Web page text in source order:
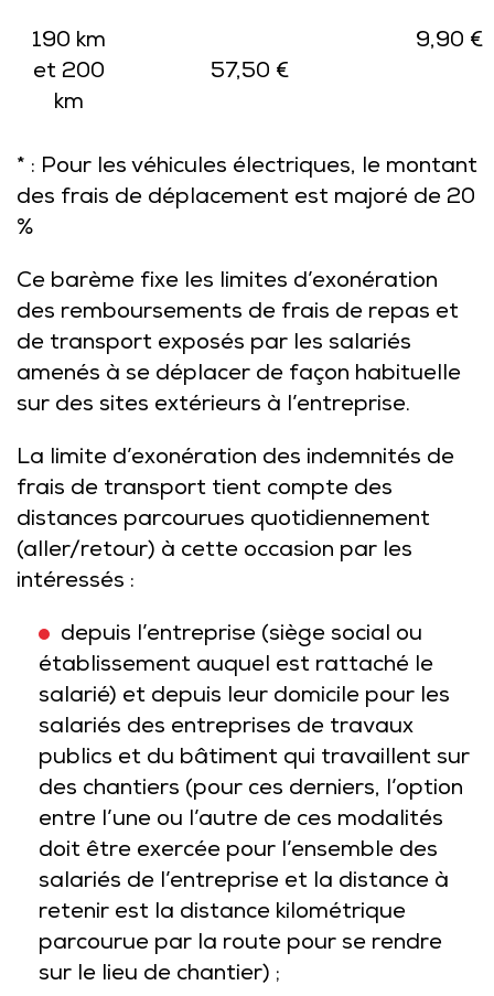
190 km
et 200
km
57,50 €
9,90 €
* : Pour les véhicules électriques, le montant
des frais de déplacement est majoré de 20
%
Ce barème fixe les limites d’exonération
des remboursements de frais de repas et
de transport exposés par les salariés
amenés à se déplacer de façon habituelle
sur des sites extérieurs à l’entreprise.
La limite d’exonération des indemnités de
frais de transport tient compte des
distances parcourues quotidiennement
(aller/retour) à cette occasion par les
intéressés :
depuis l’entreprise (siège social ou
établissement auquel est rattaché le
salarié) et depuis leur domicile pour les
salariés des entreprises de travaux
publics et du bâtiment qui travaillent sur
des chantiers (pour ces derniers, l’option
entre l’une ou l’autre de ces modalités
doit être exercée pour l’ensemble des
salariés de l’entreprise et la distance à
retenir est la distance kilométrique
parcourue par la route pour se rendre
sur le lieu de chantier) ;